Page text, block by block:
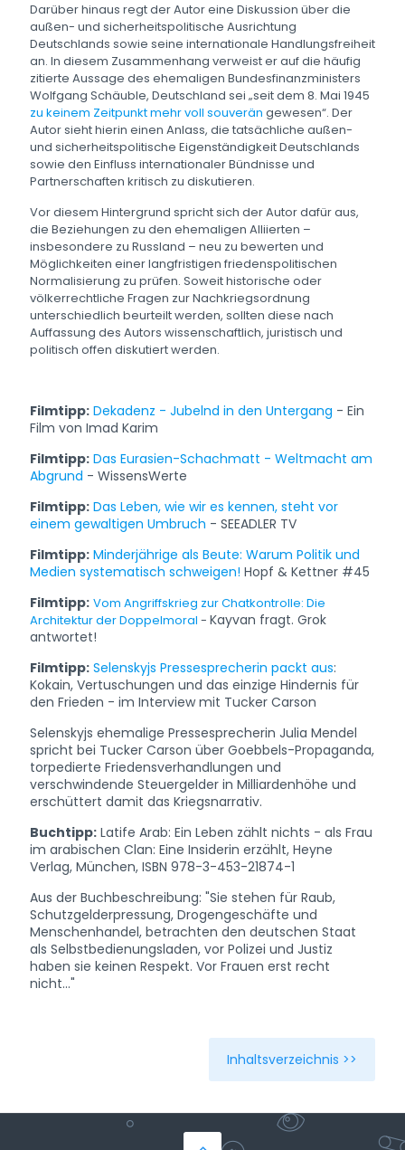
Darüber hinaus regt der Autor eine Diskussion über die
außen- und sicherheitspolitische Ausrichtung
Deutschlands sowie seine internationale Handlungsfreiheit
an. In diesem Zusammenhang verweist er auf die häufig
zitierte Aussage des ehemaligen Bundesfinanzministers
Wolfgang Schäuble, Deutschland sei „seit dem 8. Mai 1945
zu keinem Zeitpunkt mehr voll souverän gewesen“. Der
Autor sieht hierin einen Anlass, die tatsächliche außen-
und sicherheitspolitische Eigenständigkeit Deutschlands
sowie den Einfluss internationaler Bündnisse und
Partnerschaften kritisch zu diskutieren.
Vor diesem Hintergrund spricht sich der Autor dafür aus,
die Beziehungen zu den ehemaligen Alliierten –
insbesondere zu Russland – neu zu bewerten und
Möglichkeiten einer langfristigen friedenspolitischen
Normalisierung zu prüfen. Soweit historische oder
völkerrechtliche Fragen zur Nachkriegsordnung
unterschiedlich beurteilt werden, sollten diese nach
Auffassung des Autors wissenschaftlich, juristisch und
politisch offen diskutiert werden.
Filmtipp: Dekadenz - Jubelnd in den Untergang - Ein
Film von Imad Karim
Filmtipp: Das Eurasien-Schachmatt - Weltmacht am
Abgrund - WissensWerte
Filmtipp: Das Leben, wie wir es kennen, steht vor
einem gewaltigen Umbruch - SEEADLER TV
Filmtipp: Minderjährige als Beute: Warum Politik und
Medien systematisch schweigen! Hopf & Kettner #45
Filmtipp: Vom Angriffskrieg zur Chatkontrolle: Die
Architektur der Doppelmoral - Kayvan fragt. Grok
antwortet!
Filmtipp: Selenskyjs Pressesprecherin packt aus:
Kokain, Vertuschungen und das einzige Hindernis für
den Frieden - im Interview mit Tucker Carson
Selenskyjs ehemalige Pressesprecherin Julia Mendel
spricht bei Tucker Carson über Goebbels-Propaganda,
torpedierte Friedensverhandlungen und
verschwindende Steuergelder in Milliardenhöhe und
erschüttert damit das Kriegsnarrativ.
Buchtipp: Latife Arab: Ein Leben zählt nichts - als Frau
im arabischen Clan: Eine Insiderin erzählt, Heyne
Verlag, München, ISBN 978-3-453-21874-1
Aus der Buchbeschreibung: "Sie stehen für Raub,
Schutzgelderpressung, Drogengeschäfte und
Menschenhandel, betrachten den deutschen Staat
als Selbstbedienungsladen, vor Polizei und Justiz
haben sie keinen Respekt. Vor Frauen erst recht
nicht..."
Inhaltsverzeichnis >>